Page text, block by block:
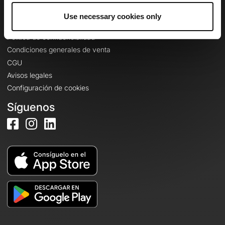
Use necessary cookies only
Información legal
Política de confidencialidad
Condiciones generales de venta
CGU
Avisos legales
Configuración de cookies
Síguenos